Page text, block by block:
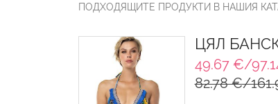
ПОДХОДЯЩИТЕ ПРОДУКТИ В НАШИЯ
ЦЯЛ
49.67 €/
82.78 €/